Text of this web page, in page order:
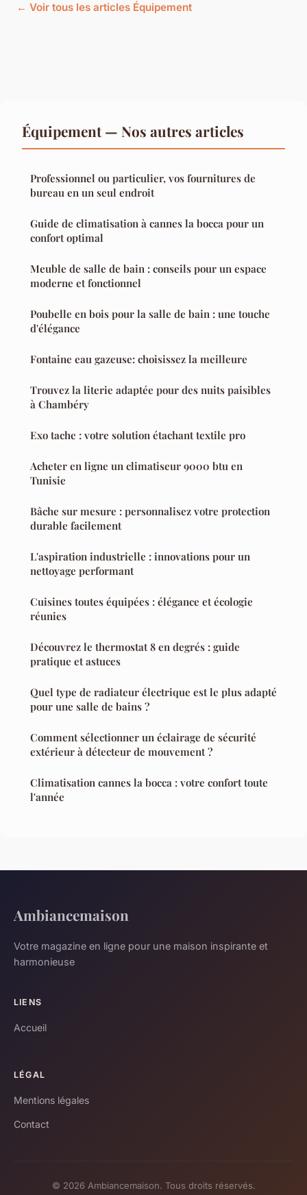
← Voir tous les articles Équipement
Équipement — Nos autres articles
Professionnel ou particulier, vos fournitures de
bureau en un seul endroit
Guide de climatisation à cannes la bocca pour un
confort optimal
Meuble de salle de bain : conseils pour un espace
moderne et fonctionnel
Poubelle en bois pour la salle de bain : une touche
d'élégance
Fontaine eau gazeuse: choisissez la meilleure
Trouvez la literie adaptée pour des nuits paisibles
à Chambéry
Exo tache : votre solution étachant textile pro
Acheter en ligne un climatiseur 9000 btu en
Tunisie
Bâche sur mesure : personnalisez votre protection
durable facilement
L'aspiration industrielle : innovations pour un
nettoyage performant
Cuisines toutes équipées : élégance et écologie
réunies
Découvrez le thermostat 8 en degrés : guide
pratique et astuces
Quel type de radiateur électrique est le plus adapté
pour une salle de bains ?
Comment sélectionner un éclairage de sécurité
extérieur à détecteur de mouvement ?
Climatisation cannes la bocca : votre confort toute
l'année
Ambiancemaison
Votre magazine en ligne pour une maison inspirante et
harmonieuse
LIENS
Accueil
LÉGAL
Mentions légales
Contact
© 2026 Ambiancemaison. Tous droits réservés.